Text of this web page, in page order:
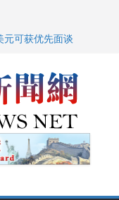
罗纳德·萨科尔斯基
治长期违规房东
生在美国就是美国
住所 涉纽约警察局腐